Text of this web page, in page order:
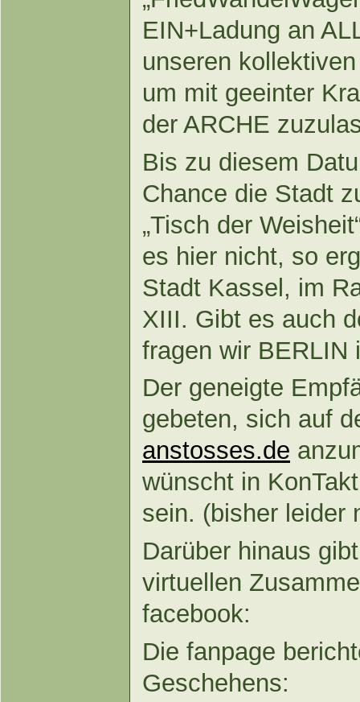
EIN+Ladung an
unseren
um mit geeinter
der ARCHE
Bis zu diesem
Chance die Stadt
„Tisch der
es hier nicht, so
Stadt Kassel, im
XIII. Gibt es auch
fragen wir BERLIN
Der geneigte
gebeten, sich auf
anstosses.de
wünscht in
sein. (bisher leider
Darüber hinaus
virtuellen
facebook:
Die fanpage
Geschehens: